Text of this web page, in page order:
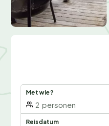
Met wie?
2 personen
Reisdatum